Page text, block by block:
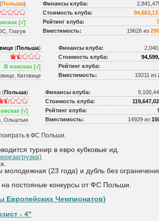
(Польша)
[√]
Глогув
Финансы клуба:
Стоимость клуба:
Рейтинг клуба:
Вместимость:
19626 из
(Польша)
В поисках [√]
Катовице
Финансы клуба:
Стоимость клуба:
Рейтинг клуба:
Вместимость:
19211 из
(Польша)
[√]
Ольштын
Финансы клуба:
Стоимость клуба:
Рейтинг клуба:
Вместимость:
14929 из
в ФС Польши.
турнир в евро кубковые ид.
молодежная (23 года) и дубль без
постояные конкурсы от ФС Польши.
Европейских Чемпионатов)
- 4"